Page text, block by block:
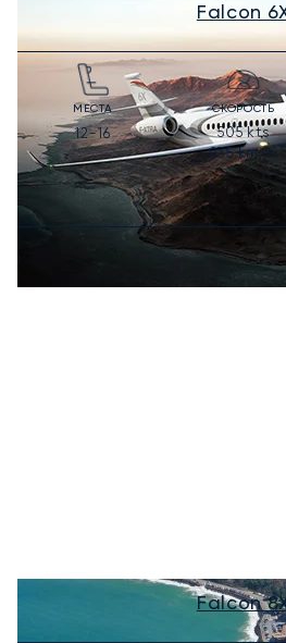
Falcon
МЕСТА
12-16
СКОРОСТЬ
505kts
935km/h
Falcon